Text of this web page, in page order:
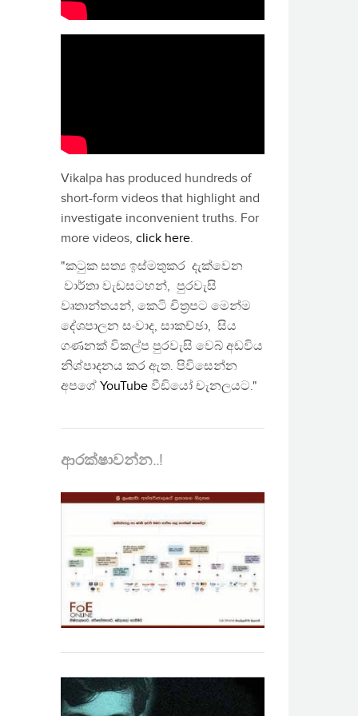
Vikalpa has produced hundreds of
short-form videos that highlight and
investigate inconvenient truths. For
more videos, click here.
"කටුක සත්‍ය ඉස්මතුකර දැක්වෙන
වාර්තා වැඩසටහන්, පුරවැසි
වෘතාන්තයන්, කෙටි චිත්‍රපට මෙන්ම
දේශපාලන සංවාද, සාකච්ඡා, සිය
ගණනක් විකල්ප පුරවැසි වෙබ් අඩවිය
නිශ්පාදනය කර ඇත. පිවිසෙන්න
අපගේ YouTube වීඩියෝ චැනලයට."
ආරක්ෂාවන්න..!